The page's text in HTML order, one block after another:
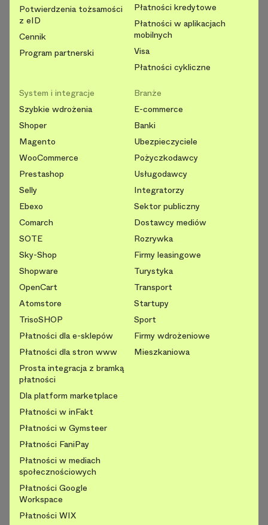
Potwierdzenia tożsamości
z eID
Cennik
Program partnerski
Płatności kredytowe
Płatności w aplikacjach
mobilnych
Visa
Płatności cykliczne
System i integracje
Szybkie wdrożenia
Shoper
Magento
WooCommerce
Prestashop
Selly
Ebexo
Comarch
SOTE
Sky-Shop
Shopware
OpenCart
Atomstore
TrisoSHOP
Płatności dla e-sklepów
Płatności dla stron www
Prosta integracja z bramką
płatności
Dla platform marketplace
Płatności w inFakt
Płatności w Gymsteer
Płatności FaniPay
Płatności w mediach
społecznościowych
Płatności Google
Workspace
Płatności WIX
Branże
E-commerce
Banki
Ubezpieczyciele
Pożyczkodawcy
Usługodawcy
Integratorzy
Sektor publiczny
Dostawcy mediów
Rozrywka
Firmy leasingowe
Turystyka
Transport
Startupy
Sport
Firmy wdrożeniowe
Mieszkaniowa